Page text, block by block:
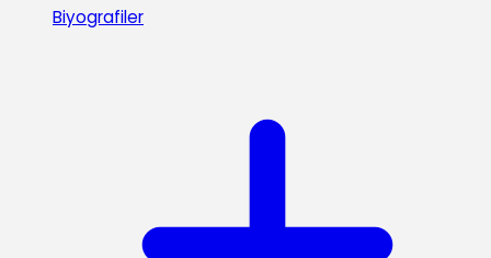
Biyografiler